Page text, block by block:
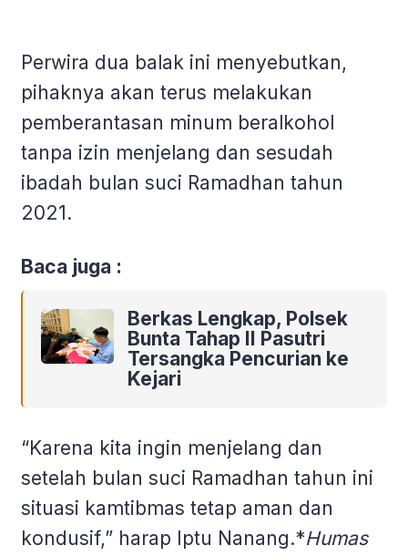
Perwira dua balak ini menyebutkan,
pihaknya akan terus melakukan
pemberantasan minum beralkohol
tanpa izin menjelang dan sesudah
ibadah bulan suci Ramadhan tahun
2021.
Baca juga :
Berkas Lengkap, Polsek
Bunta Tahap II Pasutri
Tersangka Pencurian ke
Kejari
“Karena kita ingin menjelang dan
setelah bulan suci Ramadhan tahun ini
situasi kamtibmas tetap aman dan
kondusif,” harap Iptu Nanang.*Humas